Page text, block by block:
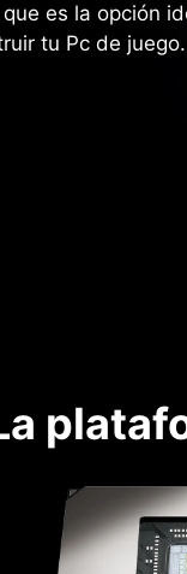
es la opción
tu Pc de juego.